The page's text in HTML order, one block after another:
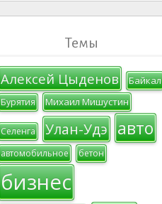
Темы
Алексей Цыденов Байкал
Бурятия Михаил Мишустин
Селенга Улан-Удэ авто
автомобильное бетон
бизнес